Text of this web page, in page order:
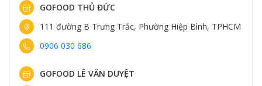
GOFOOD THỦ ĐỨC
111 đường B Trưng Trắc, Phường Hiệp Bình, TPHCM
0906 030 686
GOFOOD LÊ VĂN DUYỆT